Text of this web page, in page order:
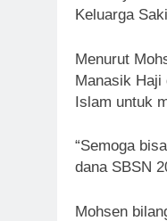
Keluarga
Menurut
Manasik Haji
Islam untuk
“Semoga
dana SBSN
Mohsen